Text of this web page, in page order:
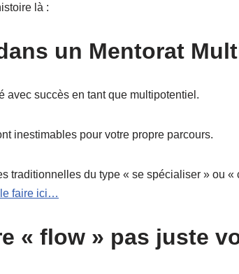
là :
un Mentorat
avec succès en tant que multipotentiel.
inestimables pour votre propre parcours.
traditionnelles du type « se spécialiser » ou
faire ici…
« flow » pas juste